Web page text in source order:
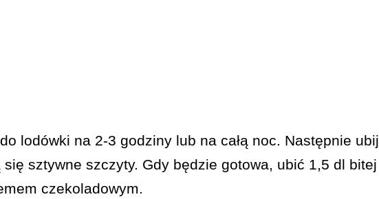
lodówki na 2-3 godziny lub na całą noc. Następnie ubij
sztywne szczyty. Gdy będzie gotowa, ubić 1,5 dl bitej
czekoladowym.